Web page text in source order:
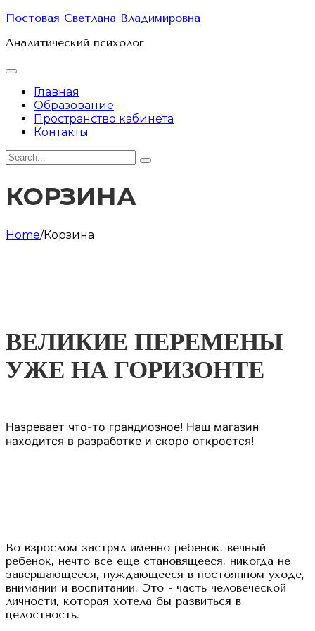
Skip
content
Постовая Светлана Владимировна
Аналитический психолог
Главная
Образование
Пространство кабинета
Контакты
Search
for:
КОРЗИНА
Home/Корзина
ВЕЛИКИЕ ПЕРЕМЕНЫ
УЖЕ НА ГОРИЗОНТЕ
Назревает что-то грандиозное! Наш магазин
находится в разработке и скоро откроется!
Во взрослом застрял именно ребенок, вечный
ребенок, нечто все еще становящееся, никогда не
завершающееся, нуждающееся в постоянном уходе,
внимании и воспитании. Это - часть человеческой
личности, которая хотела бы развиться в
целостность.